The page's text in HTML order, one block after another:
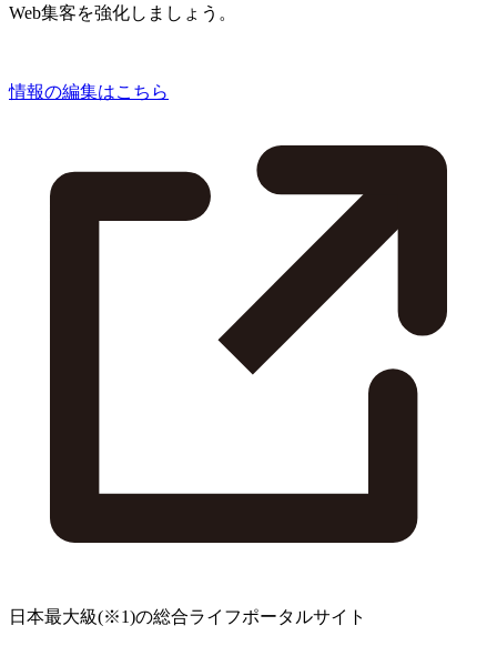
Web集客を強化しましょう。
情報の編集はこちら
日本最大級(※1)の総合ライフポータルサイト